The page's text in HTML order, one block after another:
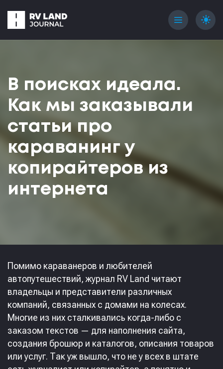
menu light_mode
В поисках идеала.
Как мы заказывали
статьи про
караванинг у
копирайтеров из
интернета
Помимо караванеров и любителей
автопутешествий, журнал RV Land читают
владельцы и представители различных
компаний, связанных с домами на колесах.
Многие из них сталкивались когда-либо с
заказом текстов — для наполнения сайта,
создания брошюр и каталогов, описания товаров
или услуг. Так уж вышло, что не у всех в штате